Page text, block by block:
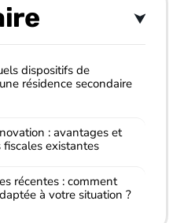
dispositifs de
résidence secondaire
: avantages et
existantes
récentes : comment
à votre situation ?